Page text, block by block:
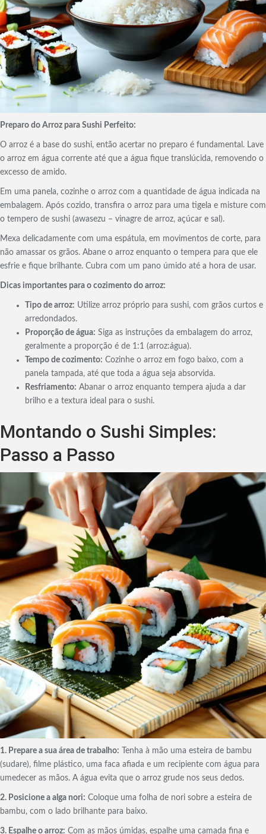
Preparo do Arroz para Sushi Perfeito:
O arroz é a base do sushi, então acertar no preparo é fundamental. Lave
o arroz em água corrente até que a água fique translúcida, removendo o
excesso de amido.
Em uma panela, cozinhe o arroz com a quantidade de água indicada na
embalagem. Após cozido, transfira o arroz para uma tigela e misture com
o tempero de sushi (awasezu – vinagre de arroz, açúcar e sal).
Mexa delicadamente com uma espátula, em movimentos de corte, para
não amassar os grãos. Abane o arroz enquanto o tempera para que ele
esfrie e fique brilhante. Cubra com um pano úmido até a hora de usar.
Dicas importantes para o cozimento do arroz:
Tipo de arroz: Utilize arroz próprio para sushi, com grãos curtos e
arredondados.
Proporção de água: Siga as instruções da embalagem do arroz,
geralmente a proporção é de 1:1 (arroz:água).
Tempo de cozimento: Cozinhe o arroz em fogo baixo, com a
panela tampada, até que toda a água seja absorvida.
Resfriamento: Abanar o arroz enquanto tempera ajuda a dar
brilho e a textura ideal para o sushi.
Montando o Sushi Simples:
Passo a Passo
1. Prepare a sua área de trabalho: Tenha à mão uma esteira de bambu
(sudare), filme plástico, uma faca afiada e um recipiente com água para
umedecer as mãos. A água evita que o arroz grude nos seus dedos.
2. Posicione a alga nori: Coloque uma folha de nori sobre a esteira de
bambu, com o lado brilhante para baixo.
3. Espalhe o arroz: Com as mãos úmidas, espalhe uma camada fina e